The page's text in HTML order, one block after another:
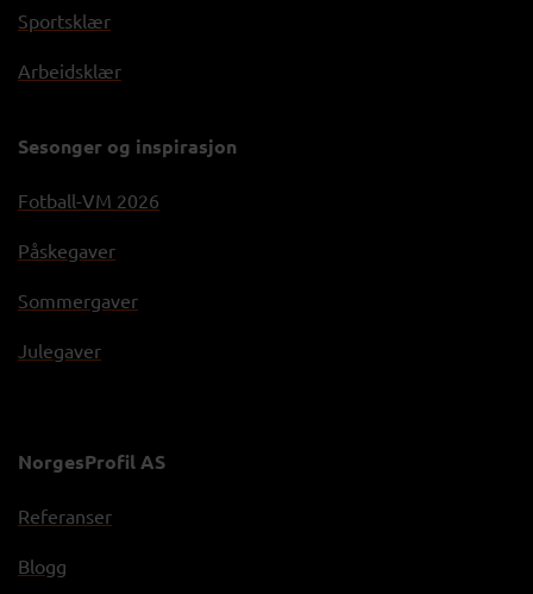
Sportsklær
Arbeidsklær
Sesonger og inspirasjon
Fotball-VM 2026
Påskegaver
Sommergaver
Julegaver
NorgesProfil AS
Referanser
Blogg